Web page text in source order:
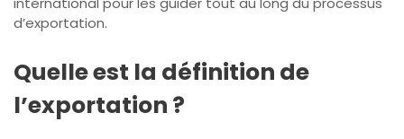
d’exportation.
Quelle est la définition de
l’exportation ?